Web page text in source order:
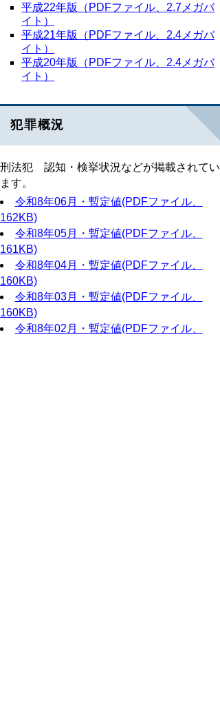
平成22年版（PDFファイル、2.7メガバ
イト）
平成21年版（PDFファイル、2.4メガバ
イト）
平成20年版（PDFファイル、2.4メガバ
イト）
犯罪概況
刑法犯 認知・検挙状況などが掲載されてい
ます。
令和8年06月・暫定値(PDFファイル、
162KB)
令和8年05月・暫定値(PDFファイル、
161KB)
令和8年04月・暫定値(PDFファイル、
160KB)
令和8年03月・暫定値(PDFファイル、
160KB)
令和8年02月・暫定値(PDFファイル、